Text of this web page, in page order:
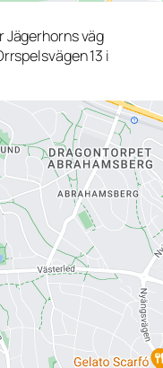
Jägerhorns väg
13 i